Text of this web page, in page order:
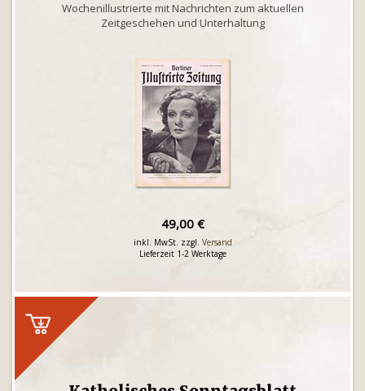
Wochenillustrierte mit Nachrichten zum aktuellen
Zeitgeschehen und Unterhaltung
49,00 €
inkl. MwSt. zzgl. Versand
Lieferzeit 1-2 Werktage